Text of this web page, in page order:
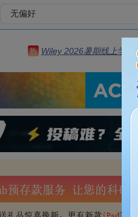
热 Wiley 2026暑期线上学习